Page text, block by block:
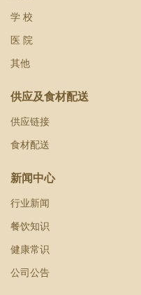
学 校
医 院
其他
供应及食材配送
供应链接
食材配送
新闻中心
行业新闻
餐饮知识
健康常识
公司公告